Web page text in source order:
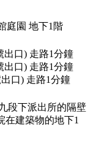
庭園 地下1階
口) 走路1分鐘
出口) 走路1分鐘
) 走路1分鐘
段下派出所的隔壁
在建築物的地下1